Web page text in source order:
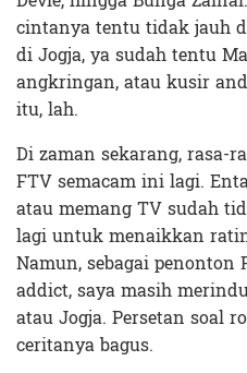
cintanya tentu tidak jauh
di Jogja, ya sudah tentu
angkringan, atau kusir
itu, lah.
Di zaman sekarang, rasa-
FTV semacam ini lagi.
atau memang TV sudah
lagi untuk menaikkan
Namun, sebagai
addict, saya masih
atau Jogja. Persetan soal
ceritanya bagus.